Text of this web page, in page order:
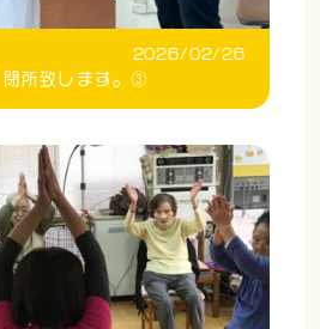
2026/02/26
閉所致します。③